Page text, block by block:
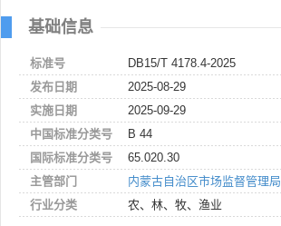
基础信息
标准号
DB15/T 4178.4-2025
发布日期
2025-08-29
实施日期
2025-09-29
中国标准分类号
B 44
国际标准分类号
65.020.30
主管部门
内蒙古自治区市场监督管理局
行业分类
农、林、牧、渔业